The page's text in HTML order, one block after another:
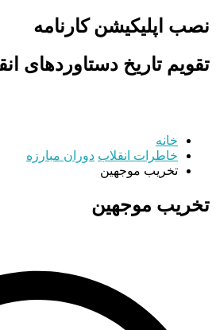
نصب اپلیکیشن کارنامه
تقویم تاریخ دستاوردهای
خانه
خاطرات انقلاب دوران مبارزه
تخریب موجهین
تخریب موجهین